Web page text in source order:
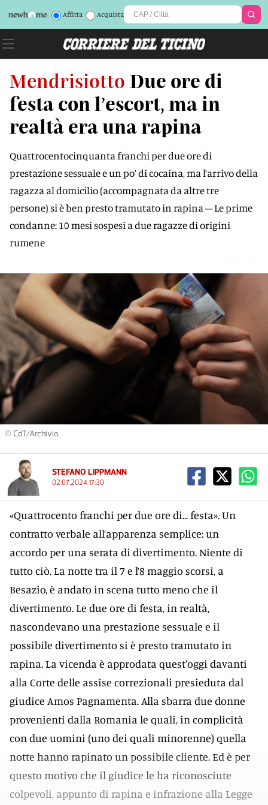
Affitta Acquista
Mendrisiotto Due ore di
festa con l’escort, ma in
realtà era una rapina
Quattrocentocinquanta franchi per due ore di
prestazione sessuale e un po’ di cocaina, ma l’arrivo della
ragazza al domicilio (accompagnata da altre tre
persone) si è ben presto tramutato in rapina – Le prime
condanne: 10 mesi sospesi a due ragazze di origini
rumene
© CdT/Archivio
STEFANO LIPPMANN
02.07.2024 17:30
«Quattrocento franchi per due ore di... festa». Un
contratto verbale all’apparenza semplice: un
accordo per una serata di divertimento. Niente di
tutto ciò. La notte tra il 7 e l’8 maggio scorsi, a
Besazio, è andato in scena tutto meno che il
divertimento. Le due ore di festa, in realtà,
nascondevano una prestazione sessuale e il
possibile divertimento si è presto tramutato in
rapina. La vicenda è approdata quest'oggi davanti
alla Corte delle assise correzionali presieduta dal
giudice Amos Pagnamenta. Alla sbarra due donne
provenienti dalla Romania le quali, in complicità
con due uomini (uno dei quali minorenne) quella
notte hanno rapinato un possibile cliente. Ed è per
questo motivo che il giudice le ha riconosciute
colpevoli, appunto di rapina e infrazione alla Legge